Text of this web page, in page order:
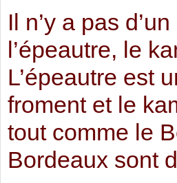
Il n’y a pas
l’épeautre, le
L’épeautre est
froment et le
tout comme le
Bordeaux sont